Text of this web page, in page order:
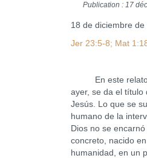
Publication : 17
18 de diciembre de
Jer 23:5-8; Mat
En este relato
ayer, se da el título
Jesús. Lo que se
humano de la
Dios no se
concreto, nacido
humanidad, en un